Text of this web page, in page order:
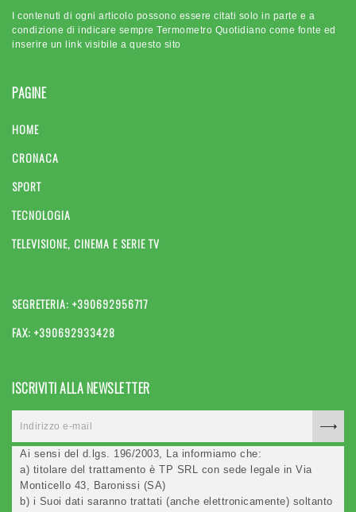
I contenuti di ogni articolo possono essere citati solo in parte e a
condizione di indicare sempre Termometro Quotidiano come fonte ed
inserire un link visibile a questo sito
PAGINE
HOME
CRONACA
SPORT
TECNOLOGIA
TELEVISIONE, CINEMA E SERIE TV
SEGRETERIA: +390692956717
FAX: +390692933428
ISCRIVITI ALLA NEWSLETTER
Ai sensi del d.lgs. 196/2003, La informiamo che:
a) titolare del trattamento è TP SRL con sede legale in Via
Monticello 43, Baronissi (SA)
b) i Suoi dati saranno trattati (anche elettronicamente) soltanto